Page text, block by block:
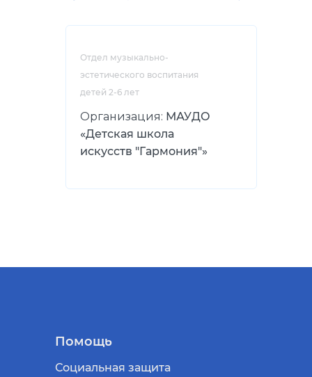
Отдел музыкально-
эстетического воспитания
детей 2-6 лет
Организация: МАУДО
«Детская школа
искусств "Гармония"»
Помощь
Социальная защита